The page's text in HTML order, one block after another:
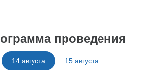
проведения
14 августа 15 августа